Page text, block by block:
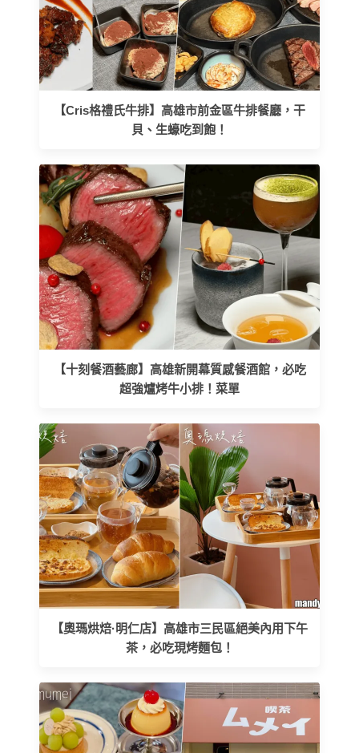
【Cris格禮氏牛排】高雄市前金區牛排餐廳，干
貝、生蠔吃到飽！
【十刻餐酒藝廊】高雄新開幕質感餐酒館，必吃
超強爐烤牛小排！菜單
【奧瑪烘焙·明仁店】高雄市三民區絕美內用下午
茶，必吃現烤麵包！